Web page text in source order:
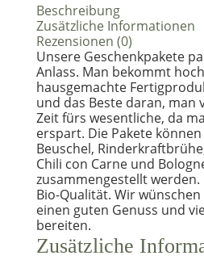
Beschreibung
Zusätzliche Informationen
Rezensionen (0)
Unsere Geschenkpakete
Anlass. Man bekommt
hausgemachte
und das Beste daran, man
Zeit fürs wesentliche, da
erspart. Die Pakete
Beuschel,
Chili con Carne und
zusammengestellt
Bio-Qualität. Wir
einen guten Genuss und
bereiten.
Zusätzliche